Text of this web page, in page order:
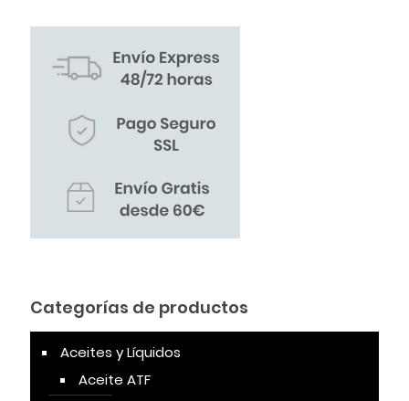
Categorías de productos
Aceites y Líquidos
Aceite ATF